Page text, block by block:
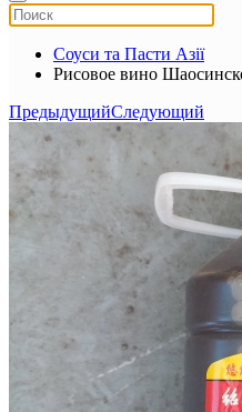
Соуси та Пасти Азії
Рисовое вино
ПредыдущийСледующий